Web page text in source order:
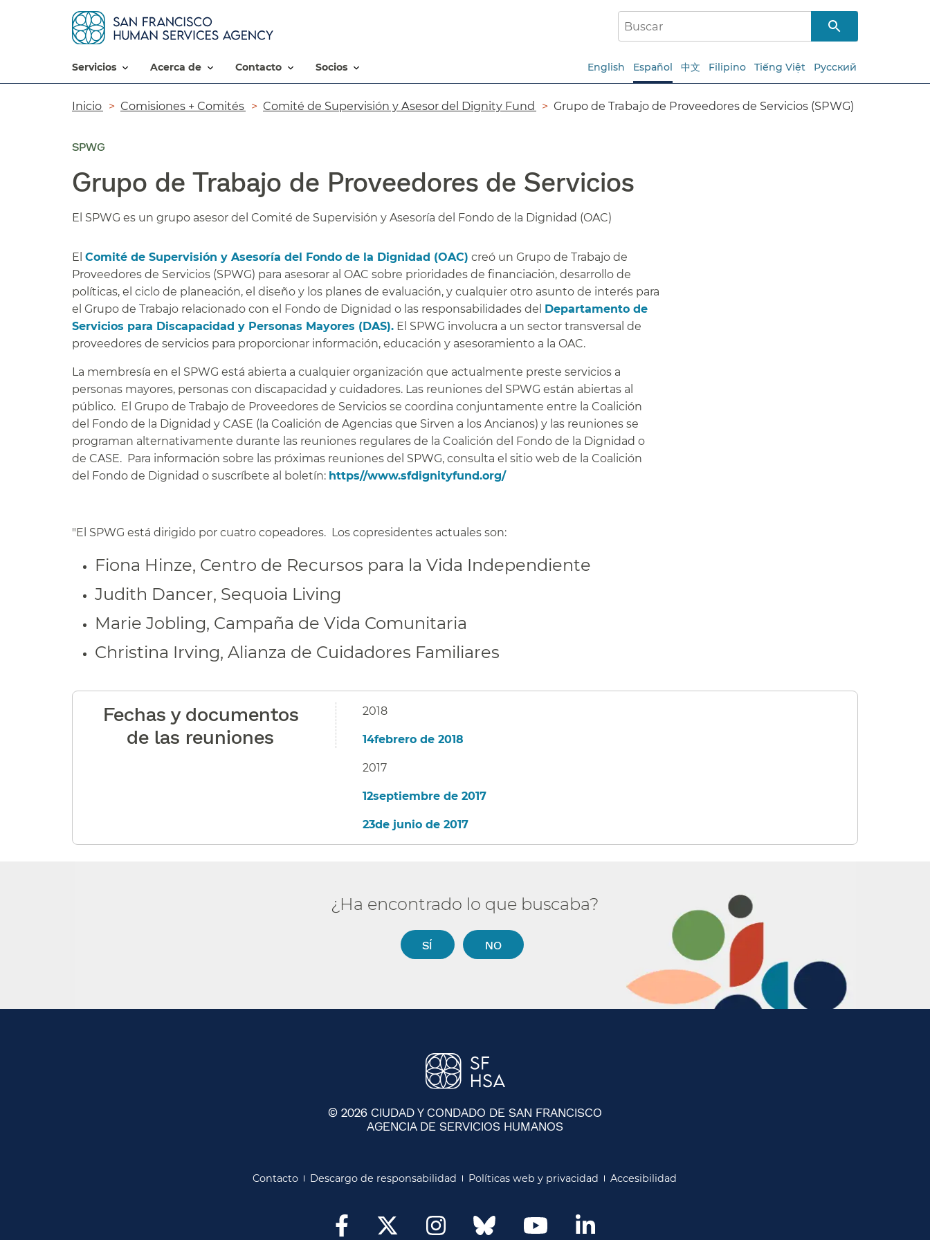
servicios​​ acerca de​​ contacto​​ socios​​ English Español 中文 Filipino Tiếng Việt Русский
Ruta
navegación​​
Inicio​​ Comisiones + Comités​​ Comité de Supervisión y Asesor del Dignity Fund​​ Grupo de Trabajo de Proveedores de Servicios (SPWG)​​
SPWG
Grupo de Trabajo de Proveedores de Servicios​​
El SPWG es un grupo asesor del Comité de Supervisión y Asesoría del Fondo de la Dignidad (OAC)​​
El Comité de Supervisión y Asesoría del Fondo de la Dignidad (OAC) creó un Grupo de Trabajo de
Proveedores de Servicios (SPWG) para asesorar al OAC sobre prioridades de financiación, desarrollo de
políticas, el ciclo de planeación, el diseño y los planes de evaluación, y cualquier otro asunto de interés para
el Grupo de Trabajo relacionado con el Fondo de Dignidad o las responsabilidades del Departamento de
Servicios para Discapacidad y Personas Mayores (DAS). El SPWG involucra a un sector transversal de
proveedores de servicios para proporcionar información, educación y asesoramiento a la OAC.​​
La membresía en el SPWG está abierta a cualquier organización que actualmente preste servicios a
personas mayores, personas con discapacidad y cuidadores. Las reuniones del SPWG están abiertas al
público. El Grupo de Trabajo de Proveedores de Servicios se coordina conjuntamente entre la Coalición
del Fondo de la Dignidad y CASE (la Coalición de Agencias que Sirven a los Ancianos) y las reuniones se
programan alternativamente durante las reuniones regulares de la Coalición del Fondo de la Dignidad o
de CASE. Para información sobre las próximas reuniones del SPWG, consulta el sitio web de la Coalición
del Fondo de Dignidad o suscríbete al boletín: https//www.sfdignityfund.org/​​
"El SPWG está dirigido por cuatro copeadores. Los copresidentes actuales son:​​
Fiona Hinze, Centro de Recursos para la Vida Independiente​​
Judith Dancer, Sequoia Living​​
Marie Jobling, Campaña de Vida Comunitaria​​
Christina Irving, Alianza de Cuidadores Familiares​​
Fechas y documentos
de las reuniones​​
2018
14febrero de 2018​​
2017
12septiembre de 2017​​
23de junio de 2017​​
¿Ha encontrado lo que buscaba?​​
SÍ​​ NO​​
© 2026 CIUDAD Y CONDADO DE SAN FRANCISCO
AGENCIA DE SERVICIOS HUMANOS
Contacto​​ Descargo de responsabilidad​​ Políticas web y privacidad​​ Accesibilidad​​